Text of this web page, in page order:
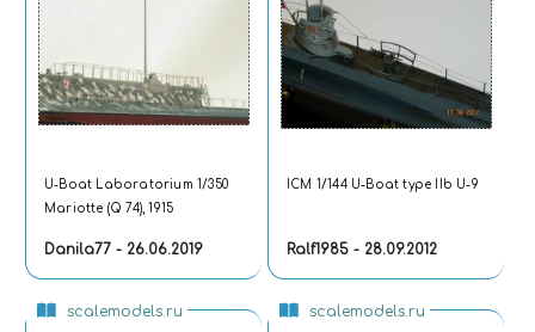
U-Boat Laboratorium 1/350
Mariotte (Q 74), 1915
Danila77 - 26.06.2019
ICM 1/144 U-Boat type IIb U-9
Ralf1985 - 28.09.2012
scalemodels.ru scalemodels.ru